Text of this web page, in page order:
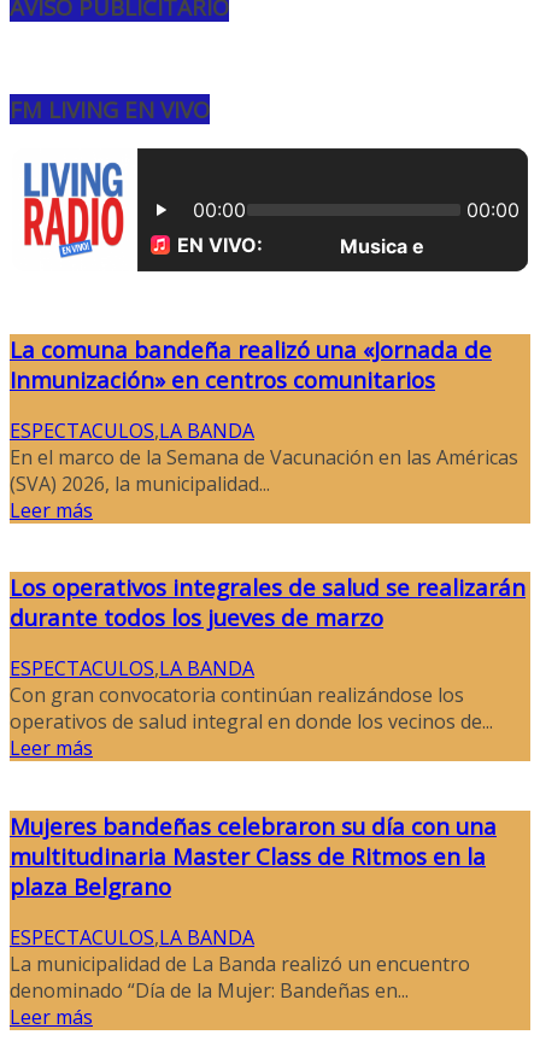
AVISO PUBLICITARIO
FM LIVING EN VIVO
La comuna bandeña realizó una «Jornada de
Inmunización» en centros comunitarios
ESPECTACULOS,LA BANDA
En el marco de la Semana de Vacunación en las Américas
(SVA) 2026, la municipalidad...
Leer más
Los operativos integrales de salud se realizarán
durante todos los jueves de marzo
ESPECTACULOS,LA BANDA
Con gran convocatoria continúan realizándose los
operativos de salud integral en donde los vecinos de...
Leer más
Mujeres bandeñas celebraron su día con una
multitudinaria Master Class de Ritmos en la
plaza Belgrano
ESPECTACULOS,LA BANDA
La municipalidad de La Banda realizó un encuentro
denominado “Día de la Mujer: Bandeñas en...
Leer más